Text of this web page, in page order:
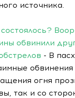
источника.
обвинили
- В
огня
так и со